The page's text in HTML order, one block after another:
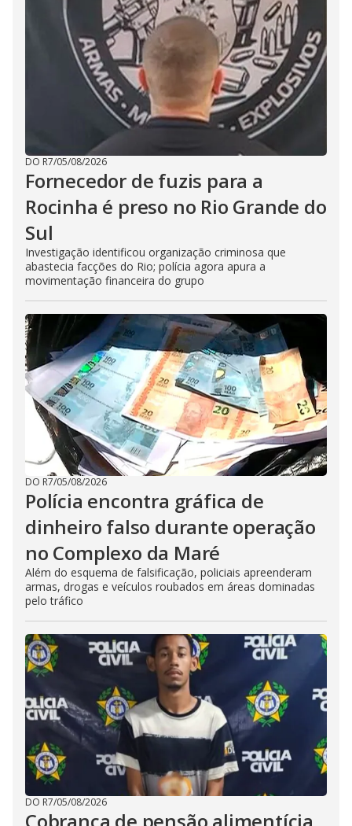
DO R7/05/08/2026
Fornecedor de fuzis para a
Rocinha é preso no Rio Grande do
Sul
Investigação identificou organização criminosa que
abastecia facções do Rio; polícia agora apura a
movimentação financeira do grupo
DO R7/05/08/2026
Polícia encontra gráfica de
dinheiro falso durante operação
no Complexo da Maré
Além do esquema de falsificação, policiais apreenderam
armas, drogas e veículos roubados em áreas dominadas
pelo tráfico
DO R7/05/08/2026